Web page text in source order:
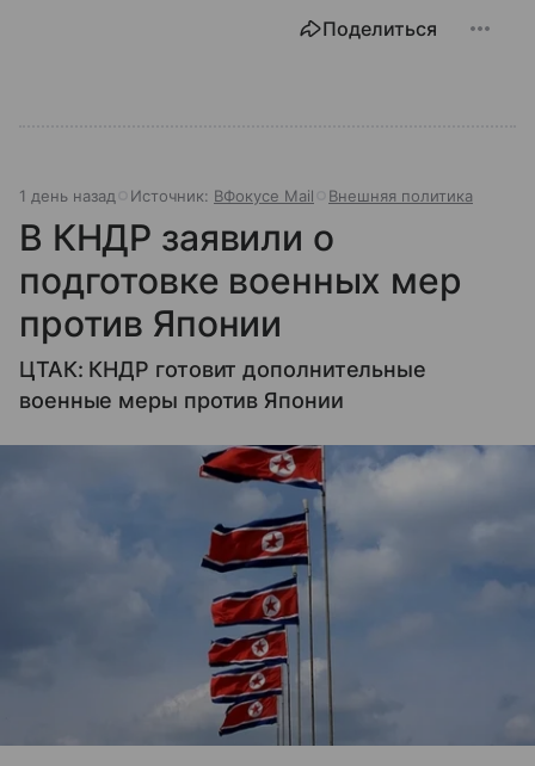
Поделиться
1 день назад Источник: ВФокусе Mail Внешняя политика
В КНДР заявили о
подготовке военных мер
против Японии
ЦТАК: КНДР готовит дополнительные
военные меры против Японии